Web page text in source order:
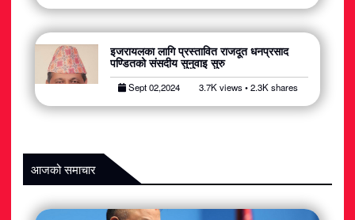
स्वास्थ्य
मनोरञ्जन
जीवनशैली
इजरायलका लागि प्रस्तावित राजदूत धनप्रसाद
पण्डितको संसदीय सुनुवाइ सुरु
Sept 02,2024 3.7K views • 2.3K shares
आजको समाचार